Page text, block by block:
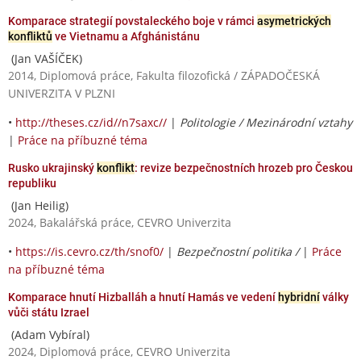
Komparace strategií povstaleckého boje v rámci asymetrických
konfliktů ve Vietnamu a Afghánistánu
(Jan VAŠÍČEK)
2014, Diplomová práce, Fakulta filozofická / ZÁPADOČESKÁ
UNIVERZITA V PLZNI
• http://theses.cz/id//n7saxc// | Politologie / Mezinárodní vztahy
| Práce na příbuzné téma
Rusko ukrajinský konflikt: revize bezpečnostních hrozeb pro Českou
republiku
(Jan Heilig)
2024, Bakalářská práce, CEVRO Univerzita
• https://is.cevro.cz/th/snof0/ | Bezpečnostní politika / | Práce
na příbuzné téma
Komparace hnutí Hizballáh a hnutí Hamás ve vedení hybridníválky
vůči státu Izrael
(Adam Vybíral)
2024, Diplomová práce, CEVRO Univerzita